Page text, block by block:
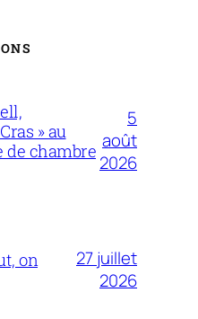
» au
de chambre
5
août
2026
on
27 juillet
2026